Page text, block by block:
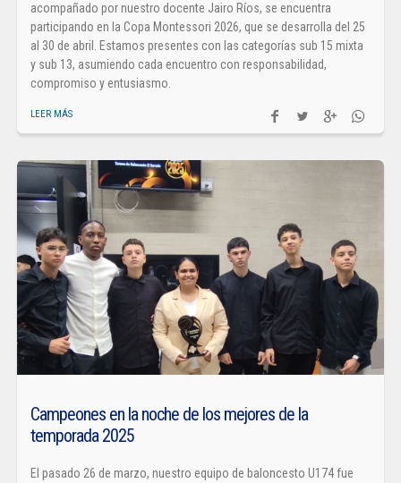
acompañado por nuestro docente Jairo Ríos, se encuentra
participando en la Copa Montessori 2026, que se desarrolla del 25
al 30 de abril. Estamos presentes con las categorías sub 15 mixta
y sub 13, asumiendo cada encuentro con responsabilidad,
compromiso y entusiasmo.
LEER MÁS
Campeones en la noche de los mejores de la
temporada 2025
El pasado 26 de marzo, nuestro equipo de baloncesto U174 fue